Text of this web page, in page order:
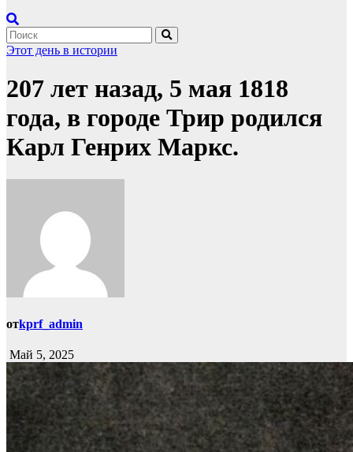
Этот день в истории
207 лет назад, 5 мая 1818
года, в городе Трир родился
Карл Генрих Маркс.
отkprf_admin
Май 5, 2025